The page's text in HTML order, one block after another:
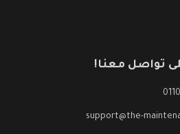
تواصل معنا!
support@the-